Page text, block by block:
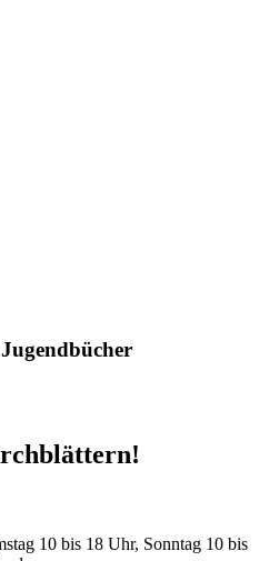
10 bis 18 Uhr, Sonntag 10 bis